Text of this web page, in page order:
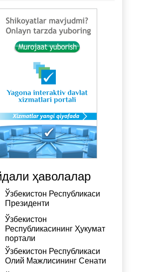
ҳаволалар
Ўзбекистон Республикаси
Президенти
Ўзбекистон
Республикасининг Ҳукумат
портали
Ўзбекистон Республикаси
Олий Мажлисининг Сенати